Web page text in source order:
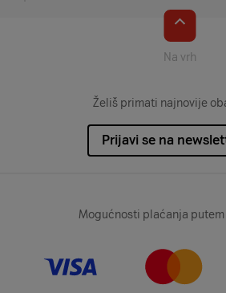
Na vrh
Želiš primati najnovije
Prijavi se na
Mogućnosti plaćanja